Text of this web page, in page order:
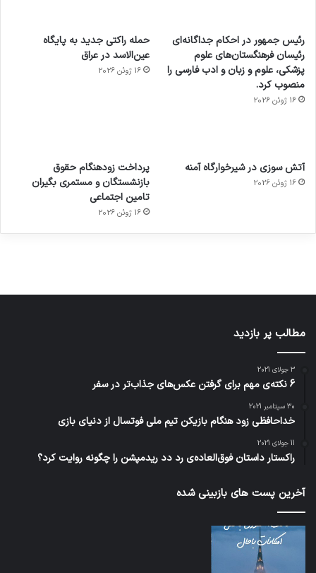
رئیس جمهور در احکام جداگانه‌ای
رئیسان فرهنگستان‌های علوم
پزشکی، علوم و زبان و ادب فارسی را
منصوب کرد.
16 ژوئن 2026
حمله راکتی جدید به پایگاه
عین‌الاسد در عراق
16 ژوئن 2026
آتش سوزی در شیرخوارگاه آمنه
16 ژوئن 2026
پرداخت زودهنگام حقوق
بازنشستگان و مستمری بگیران
تامین اجتماعی
16 ژوئن 2026
برای
کشف
توسط
مجازی
…
ساعت
هوشمند
با طعم
توسط
ژاکت
در
های
2023
توسط
مطالب پر بازدید
3 جولای 2021
6 نکته‌ی مهم برای گرفتن عکس‌های جذاب‌تر در سفر
30 سپتامبر 2021
خداحافظی زود هنگام بازیکن تیم ملی فوتسال از دنیای بازی
11 جولای 2021
راکستار داستان فوق‌العاده‌ی رد دد ریدمپشن را چگونه روایت کرد؟
آخرین پست های بازبینی شده